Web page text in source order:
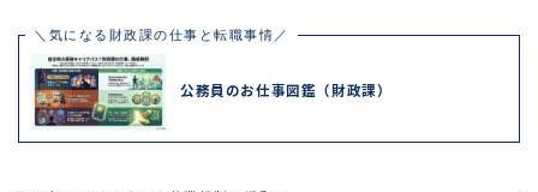
＼気になる財政課の仕事と転職事情／
公務員のお仕事図鑑（財政課）